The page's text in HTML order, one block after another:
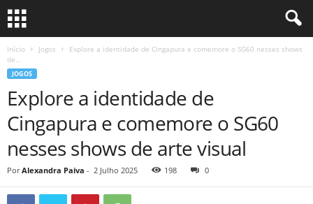
Início Jogos
Explore a identidade de Cingapura e comemore o SG60 nesses shows
de...
JOGOS
Explore a identidade de
Cingapura e comemore o SG60
nesses shows de arte visual
Por Alexandra Paiva - 2 Julho 2025 198 0